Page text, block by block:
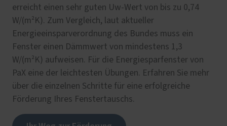
erreicht einen sehr guten Uw-Wert von bis zu 0,74
W/(m²K). Zum Vergleich, laut aktueller
Energieeinsparverordnung des Bundes muss ein
Fenster einen Dämmwert von mindestens 1,3
W/(m²K) aufweisen. Für die Energiesparfenster von
PaX eine der leichtesten Übungen. Erfahren Sie mehr
über die einzelnen Schritte für eine erfolgreiche
Förderung Ihres Fenstertauschs.